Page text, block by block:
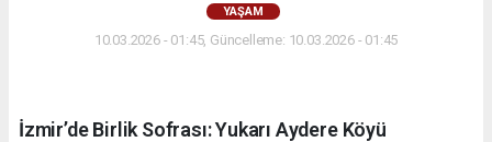
YAŞAM
10.03.2026 - 01:45, Güncelleme: 10.03.2026 - 01:45
İzmir’de Birlik Sofrası: Yukarı Aydere Köyü